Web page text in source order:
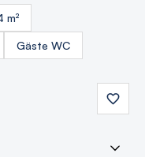
m²
Gäste WC